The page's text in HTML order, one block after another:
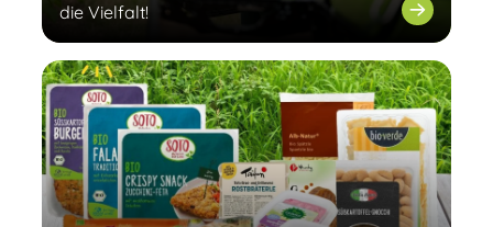
die Vielfalt!